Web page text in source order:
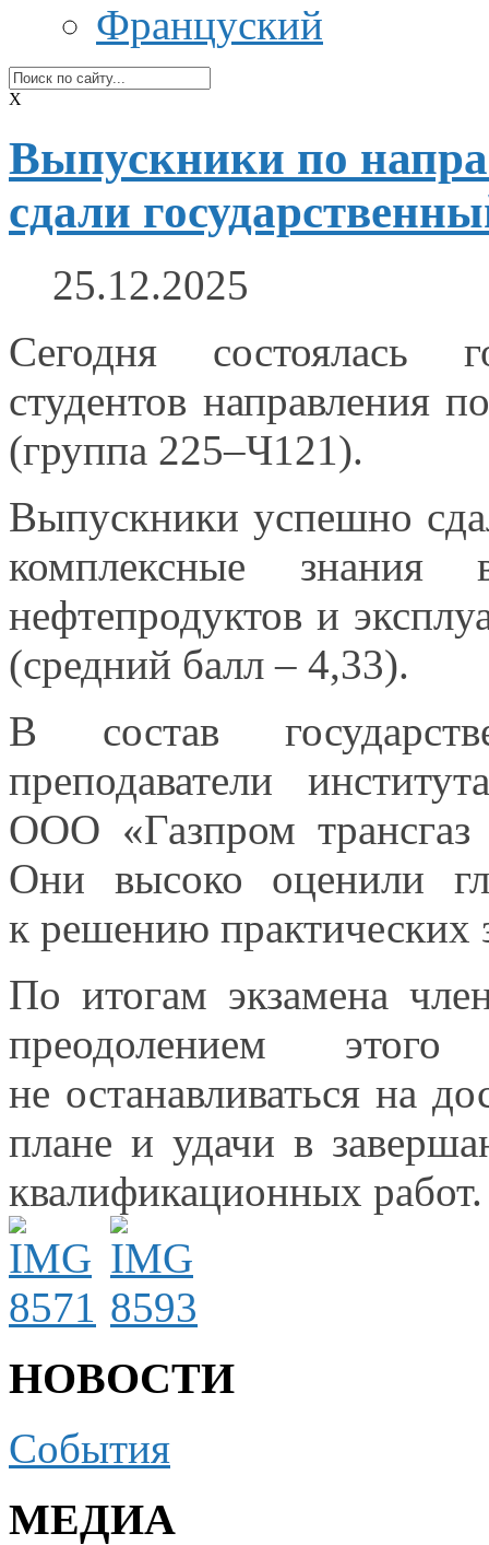
Француский
X
Выпускники по
сдали
25.12.2025
Сегодня состоялась
студентов направления
(группа 225–Ч121).
Выпускники успешно
комплексные знания
нефтепродуктов и
(средний балл – 4,33).
В состав
преподаватели
ООО «Газпром
Они высоко оценили
к решению практических
По итогам экзамена
преодолением
не останавливаться на
планеи удачи в
квалификационных работ.
НОВОСТИ
События
МЕДИА